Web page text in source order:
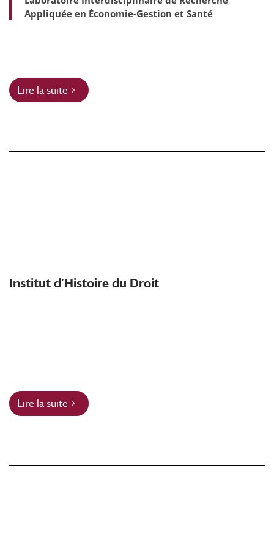
Appliquée en Économie-Gestion et Santé
Lire la suite
Institut d’Histoire du Droit
Lire la suite